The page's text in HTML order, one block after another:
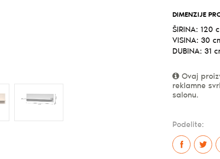
DIMENZIJE
ŠIRINA: 120
VISINA: 30
DUBINA: 31
Ovaj
reklamne
salonu.
Podelite: